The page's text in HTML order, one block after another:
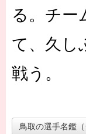
る。チー
て、久し
戦う。
鳥取の選手名鑑（